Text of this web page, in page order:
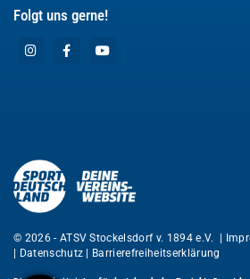
Folgt uns gerne!
© 2026 - ATSV Stockelsdorf v. 1894 e.V. |
| Datenschutz | Barrierefreiheitserklärung